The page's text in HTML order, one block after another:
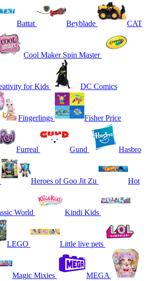
Battat Beyblade CAT
Cool Maker Spin Master
for Kids DC Comics
Fingerlings Fisher Price
Furreal Gund Hasbro
Heroes of Goo Jit Zu Hot
World Kindi Kids
LEGO Little live pets
Magic Mixies MEGA